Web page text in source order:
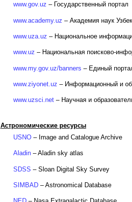
www.gov.uz – Государственный портал
www.academy.uz – Академия наук
www.uza.uz – Национальное
www.uz – Национальная поисково-
www.my.gov.uz/banners – Единый
www.ziyonet.uz – Информационный и
www.uzsci.net– Научная и
Астрономические ресурсы
USNO– Image and Catalogue Archive
Aladin– Aladin sky atlas
SDSS – Sloan Digital Sky Survey
SIMBAD– Astronomical Database